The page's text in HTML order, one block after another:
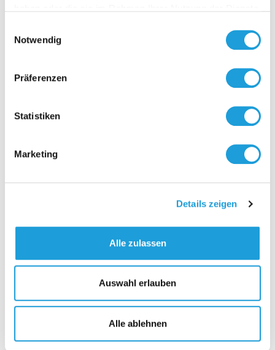
Notwendig
Präferenzen
Statistiken
Marketing
Details zeigen
Alle zulassen
Auswahl erlauben
Alle ablehnen
Kontakt